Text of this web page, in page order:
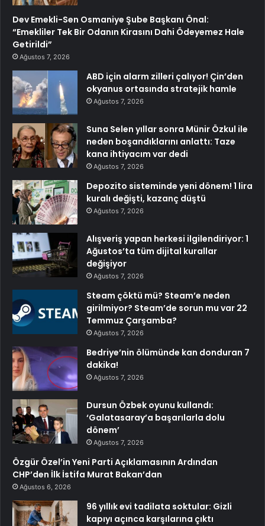
Dev Emekli-Sen Osmaniye Şube Başkanı Önal:
“Emekliler Tek Bir Odanın Kirasını Dahi Ödeyemez Hale
Getirildi”
Ağustos 7, 2026
ABD için alarm zilleri çalıyor! Çin’den
okyanus ortasında stratejik hamle
Ağustos 7, 2026
Suna Selen yıllar sonra Münir Özkul ile
neden boşandıklarını anlattı: Taze
kana ihtiyacım var dedi
Ağustos 7, 2026
Depozito sisteminde yeni dönem! 1 lira
kuralı değişti, kazanç düştü
Ağustos 7, 2026
Alışveriş yapan herkesi ilgilendiriyor: 1
Ağustos’ta tüm dijital kurallar
değişiyor
Ağustos 7, 2026
Steam çöktü mü? Steam’e neden
girilmiyor? Steam’de sorun mu var 22
Temmuz Çarşamba?
Ağustos 7, 2026
Bedriye’nin ölümünde kan donduran 7
dakika!
Ağustos 7, 2026
Dursun Özbek oyunu kullandı:
‘Galatasaray’a başarılarla dolu
dönem’
Ağustos 7, 2026
Özgür Özel’in Yeni Parti Açıklamasının Ardından
CHP’den İlk İstifa Murat Bakan’dan
Ağustos 6, 2026
96 yıllık evi tadilata soktular: Gizli
kapıyı açınca karşılarına çıktı